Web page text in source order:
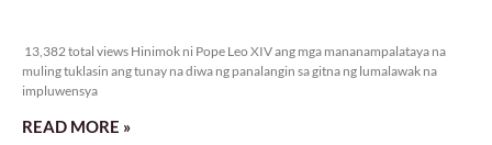
13,382 total views Hinimok ni Pope Leo XIV ang mga mananampalataya na
muling tuklasin ang tunay na diwa ng panalangin sa gitna ng lumalawak na
impluwensya
READ MORE »